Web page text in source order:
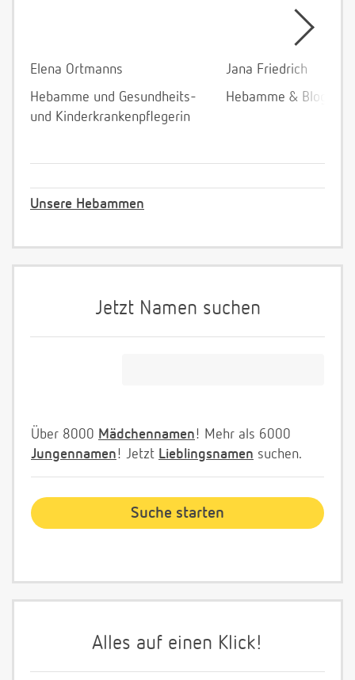
Elena Ortmanns
Hebamme und Gesundheits-
und Kinderkrankenpflegerin
Jana Friedrich
Hebamme &
Unsere Hebammen
Jetzt Namen suchen
Über 8000 Mädchennamen! Mehr als 6000
Jungennamen! Jetzt Lieblingsnamen suchen.
Alles auf einen Klick!